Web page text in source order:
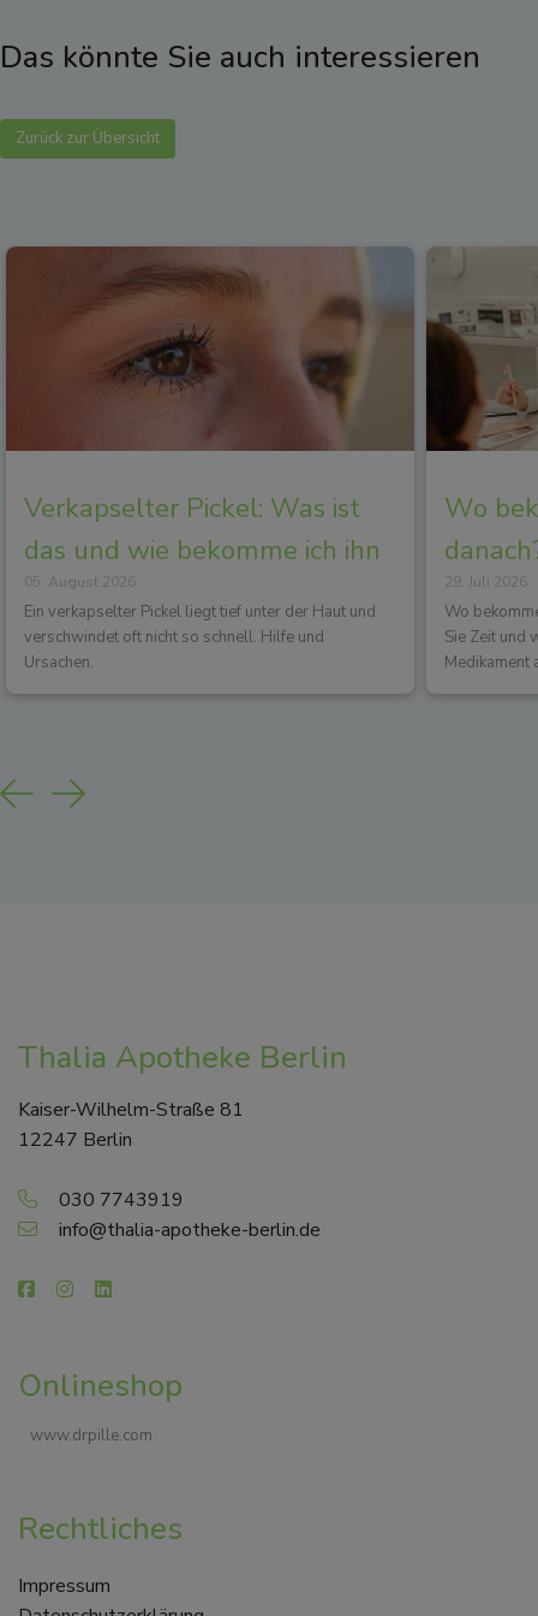
Das könnte Sie auch interessieren
Zurück zur Übersicht
Verkapselter Pickel: Was ist
das und wie bekomme ich ihn
los?
05. August 2026
Ein verkapselter Pickel liegt tief unter der Haut und
verschwindet oft nicht so schnell. Hilfe und
Ursachen.
Wo
29. Juli 2026
Wo
Sie Zeit und
Medikament
Previous
Next
Thalia Apotheke Berlin
Kaiser-Wilhelm-Straße 81
12247 Berlin
030 7743919
info@thalia-apotheke-berlin.de
Onlineshop
www.drpille.com
Rechtliches
Impressum